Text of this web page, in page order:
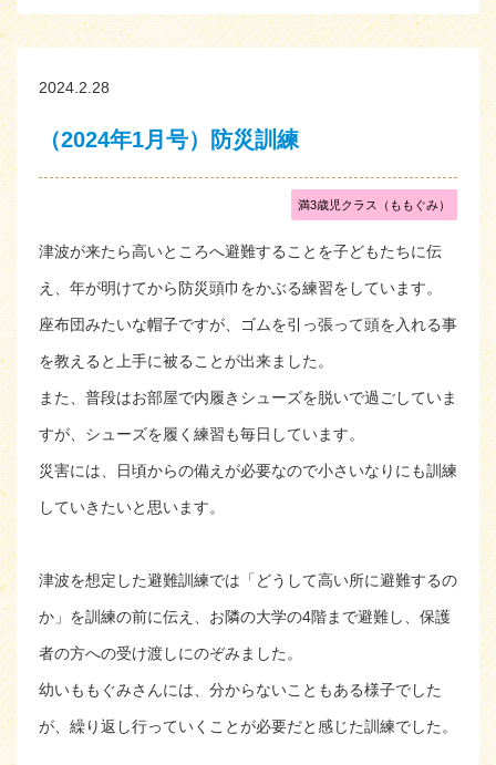
2024.2.28
（2024年1月号）防災訓練
満3歳児クラス（ももぐみ）
津波が来たら高いところへ避難することを子どもたちに伝
え、年が明けてから防災頭巾をかぶる練習をしています。
座布団みたいな帽子ですが、ゴムを引っ張って頭を入れる事
を教えると上手に被ることが出来ました。
また、普段はお部屋で内履きシューズを脱いで過ごしていま
すが、シューズを履く練習も毎日しています。
災害には、日頃からの備えが必要なので小さいなりにも訓練
していきたいと思います。
津波を想定した避難訓練では「どうして高い所に避難するの
か」を訓練の前に伝え、お隣の大学の4階まで避難し、保護
者の方への受け渡しにのぞみました。
幼いももぐみさんには、分からないこともある様子でした
が、繰り返し行っていくことが必要だと感じた訓練でした。